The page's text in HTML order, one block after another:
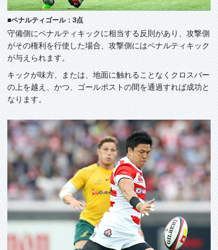
■ペナルティゴール：3点
守備側にペナルティキックに相当する反則があり、攻撃側
がその権利を行使した場合、攻撃側にはペナルティキック
が与えられます。
キックが味方、または、地面に触れることなくクロスバー
の上を越え、かつ、ゴールポストの間を通過すれば成功と
なります。